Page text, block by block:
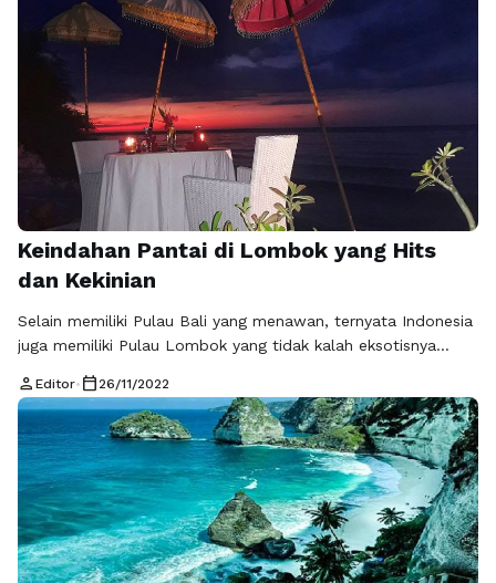
Keindahan Pantai di Lombok yang Hits
dan Kekinian
Selain memiliki Pulau Bali yang menawan, ternyata Indonesia
juga memiliki Pulau Lombok yang tidak kalah eksotisnya
tersendiri baik bagi wisatawan lokal maupun mancanegara.
Ada banyak sekali tempat wisata di lombok ini yang
membuat wisatawan terkagum-kagum dengan keindahannya,
jadi anda perlu perencanaan jadwal yang baik agar tak …
Baca Selengkapnya
person Editor• calendar_today 26/11/2022